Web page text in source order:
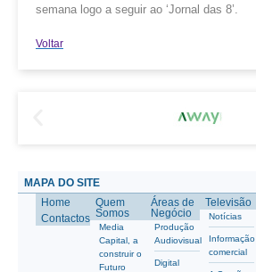
semana logo a seguir ao ‘Jornal das 8’.
Voltar
MAPA DO SITE
Home
Contactos
Quem
Somos
Media
Capital, a
construir o
Futuro
Áreas de
Negócio
Produção
Audiovisual
Digital
Televisão
Notícias
Informação
comercial